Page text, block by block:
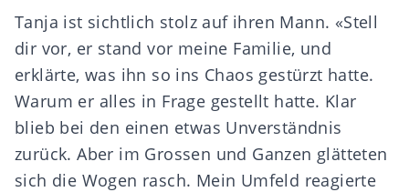
Tanja ist sichtlich stolz auf ihren Mann. «Stell
dir vor, er stand vor meine Familie, und
erklärte, was ihn so ins Chaos gestürzt hatte.
Warum er alles in Frage gestellt hatte. Klar
blieb bei den einen etwas Unverständnis
zurück. Aber im Grossen und Ganzen glätteten
sich die Wogen rasch. Mein Umfeld reagierte